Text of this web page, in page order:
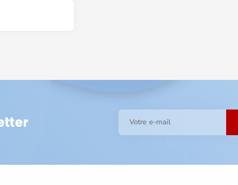
Votre e-mail